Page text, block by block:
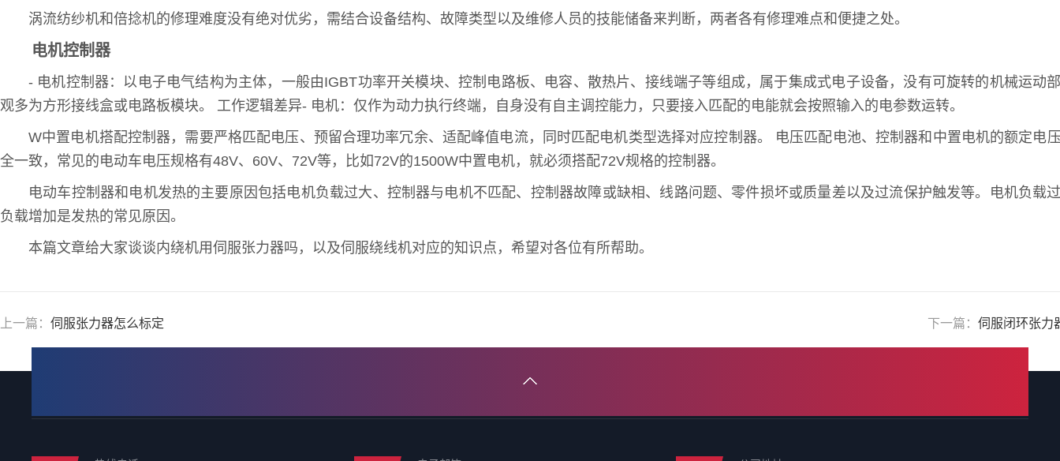
涡流纺纱机和倍捻机的修理难度没有绝对优劣，需结合设备结构、故障类型以及维修人员的技能储备来判断，两者各有修理难点和便捷之处。
电机控制器
- 电机控制器：以电子电气结构为主体，一般由IGBT功率开关模块、控制电路板、电容、散热片、接线端子等组成，属于集成式电子设备，没有可旋转的机械运动
观多为方形接线盒或电路板模块。 工作逻辑差异- 电机：仅作为动力执行终端，自身没有自主调控能力，只要接入匹配的电能就会按照输入的电参数运转。
W中置电机搭配控制器，需要严格匹配电压、预留合理功率冗余、适配峰值电流，同时匹配电机类型选择对应控制器。 电压匹配电池、控制器和中置电机的额定电
全一致，常见的电动车电压规格有48V、60V、72V等，比如72V的1500W中置电机，就必须搭配72V规格的控制器。
电动车控制器和电机发热的主要原因包括电机负载过大、控制器与电机不匹配、控制器故障或缺相、线路问题、零件损坏或质量差以及过流保护触发等。电机负载
负载增加是发热的常见原因。
本篇文章给大家谈谈内绕机用伺服张力器吗，以及伺服绕线机对应的知识点，希望对各位有所帮助。
上一篇： 伺服张力器怎么标定 下一篇： 伺服闭环张力